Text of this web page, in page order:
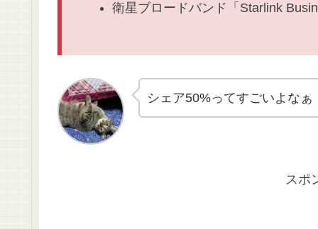
衛星ブロードバンド「Starlink
シェア50%ってすごいよなぁ
スポ